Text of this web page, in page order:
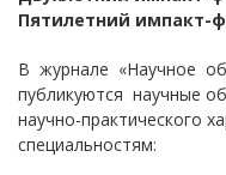
Пятилетний импакт-
В журнале «Научное
публикуются научные
научно-практического
специальностям: